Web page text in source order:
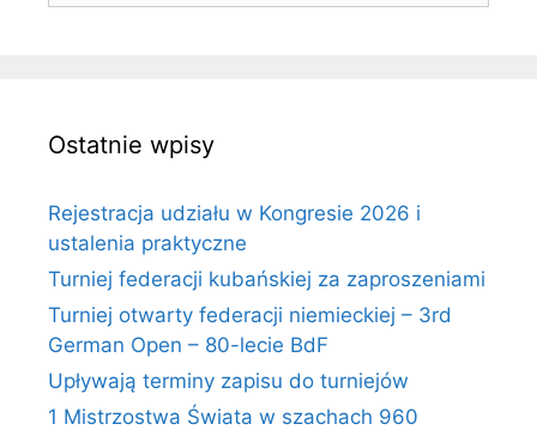
Ostatnie wpisy
Rejestracja udziału w Kongresie 2026 i
ustalenia praktyczne
Turniej federacji kubańskiej za zaproszeniami
Turniej otwarty federacji niemieckiej – 3rd
German Open – 80-lecie BdF
Upływają terminy zapisu do turniejów
1 Mistrzostwa Świata w szachach 960